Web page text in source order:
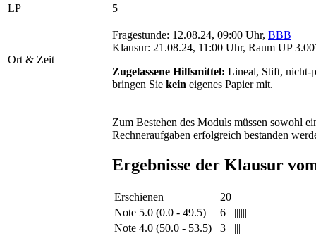
LP
5
Ort & Zeit
Fragestunde: 12.08.24, 09:00 Uhr, BBB
Klausur: 21.08.24, 11:00 Uhr, Raum UP
Zugelassene Hilfsmittel: Lineal, Stift, nicht-
bringen Sie kein eigenes Papier mit.
Zum Bestehen des Moduls müssen sowohl
Rechneraufgaben erfolgreich bestanden
Ergebnisse der Klausur
Erschienen
20
Note 5.0 (0.0 - 49.5)
6
||||||
Note 4.0 (50.0 - 53.5)
3
|||